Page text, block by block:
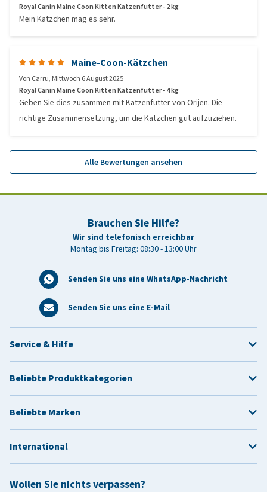
Royal Canin Maine Coon Kitten Katzenfutter - 2 kg
Mein Kätzchen mag es sehr.
Maine-Coon-Kätzchen
Von Carru, Mittwoch 6 August 2025
Royal Canin Maine Coon Kitten Katzenfutter - 4 kg
Geben Sie dies zusammen mit Katzenfutter von Orijen. Die
richtige Zusammensetzung, um die Kätzchen gut aufzuziehen.
Alle Bewertungen ansehen
Brauchen Sie Hilfe?
Wir sind telefonisch erreichbar
Montag bis Freitag: 08:30 - 13:00 Uhr
Senden Sie uns eine WhatsApp-Nachricht
Senden Sie uns eine E-Mail
Wollen Sie nichts verpassen?
Service & Hilfe
Beliebte Produktkategorien
Beliebte Marken
International